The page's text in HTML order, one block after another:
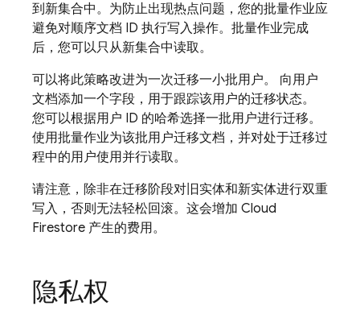
到新集合中。为防止出现热点问题，您的批量作业应
避免对顺序文档 ID 执行写入操作。批量作业完成
后，您可以只从新集合中读取。
可以将此策略改进为一次迁移一小批用户。 向用户
文档添加一个字段，用于跟踪该用户的迁移状态。
您可以根据用户 ID 的哈希选择一批用户进行迁移。
使用批量作业为该批用户迁移文档，并对处于迁移过
程中的用户使用并行读取。
请注意，除非在迁移阶段对旧实体和新实体进行双重
写入，否则无法轻松回滚。这会增加 Cloud
Firestore 产生的费用。
隐私权